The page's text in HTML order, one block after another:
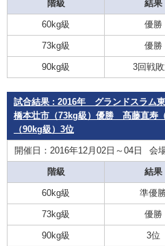
階級 結果
60kg級 優勝
73kg級 優勝
90kg級 3回戦
試合結果 : 2016年 グランドスラム
橋本壮市（73kg級）優勝 髙藤直寿
（90kg級）3位
開催日：2016年12月02日～04日 会
階級 結果
60kg級 準優
73kg級 優勝
90kg級 3位